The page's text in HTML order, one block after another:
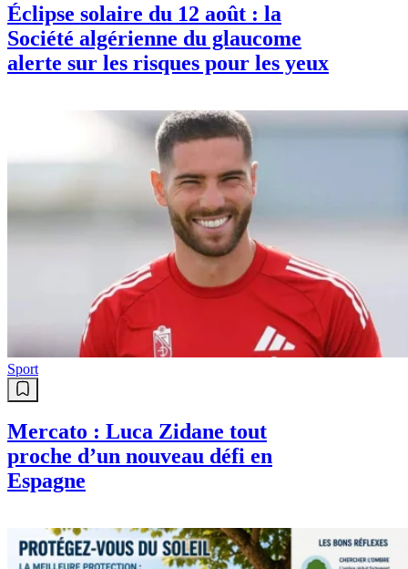
Éclipse solaire du 12 août : la
Société algérienne du glaucome
alerte sur les risques pour les yeux
Sport
Mercato : Luca Zidane tout
proche d’un nouveau défi en
Espagne